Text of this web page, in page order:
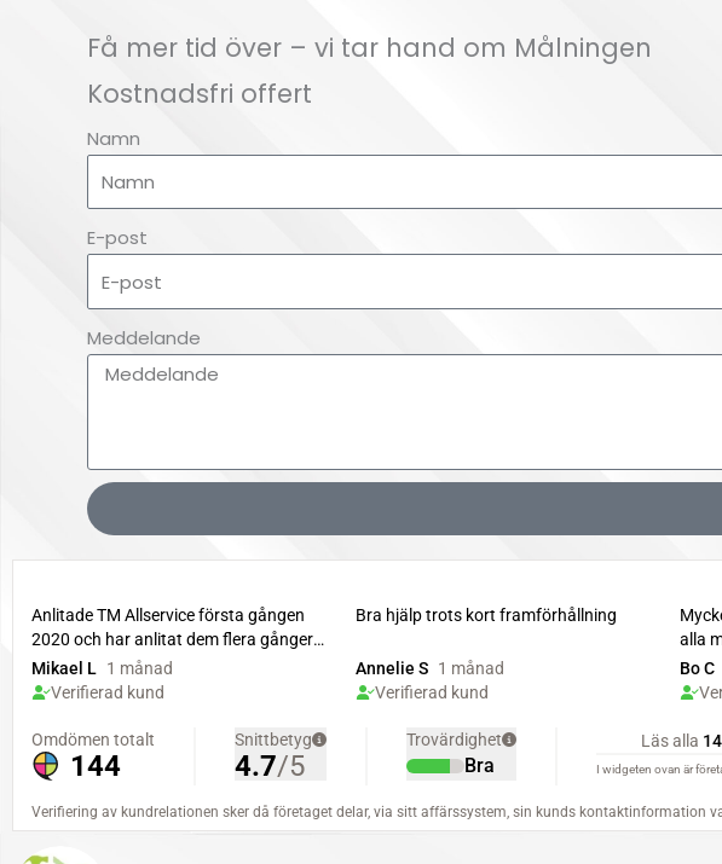
Få mer tid över – vi tar hand om Målningen
Kostnadsfri offert
Namn
E-post
Meddelande